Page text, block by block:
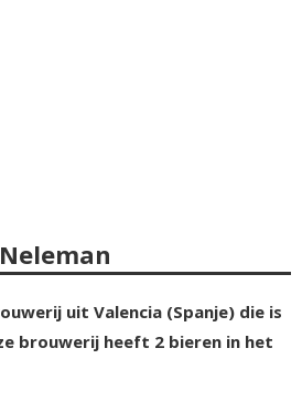
Neleman
uit Valencia (Spanje) die is
brouwerij heeft 2 bieren in het